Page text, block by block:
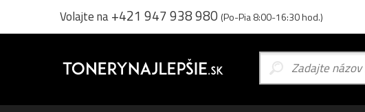
Volajte na+421 947 938 980 (Po-Pia 8:00-16:30 hod.)